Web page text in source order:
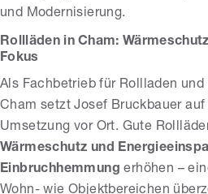
und Modernisierung.
Rollläden in Cham:
Fokus
Als Fachbetrieb für Rollladen
Cham setzt Josef Bruckbauer
Umsetzung vor Ort. Gute
Wärmeschutz und
Einbruchhemmung erhöhen –
Wohn- wie Objektbereichen